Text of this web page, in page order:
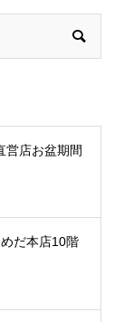
店お盆期間
だ本店10階